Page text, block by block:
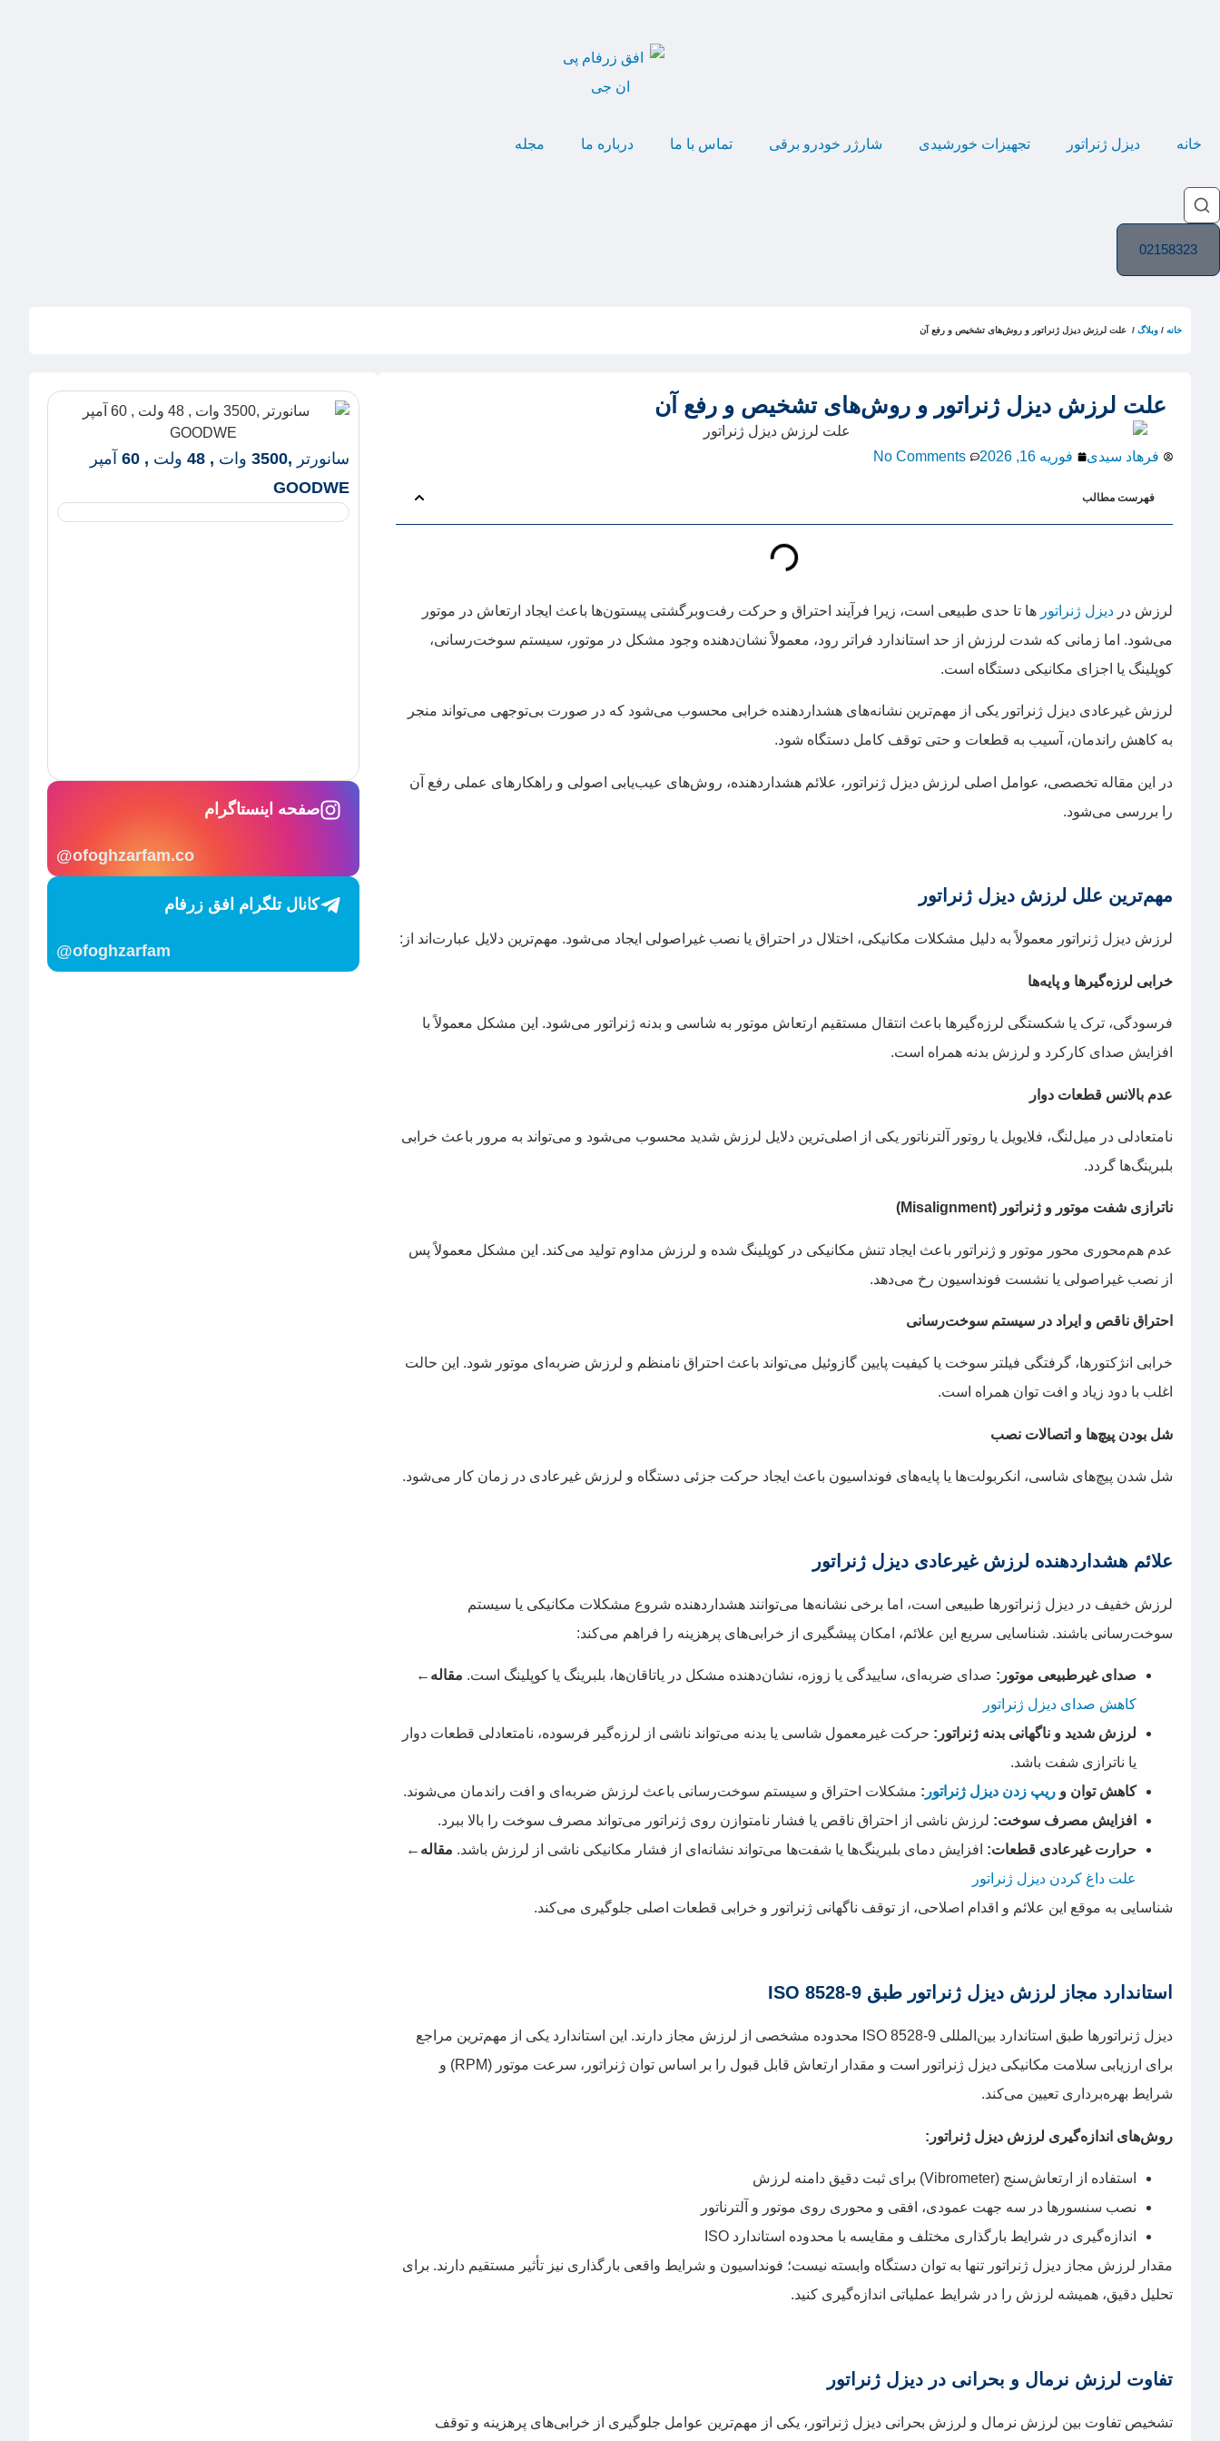
خانه دیزل ژنراتور تجهیزات خورشیدی شارژر خودرو برقی تماس با ما درباره ما مجله
02158323
خانه / وبلاگ / علت لرزش دیزل ژنراتور و روش‌های تشخیص و رفع آن
علت لرزش دیزل ژنراتور و روش‌های تشخیص و رفع آن
فرهاد سیدی فوریه 16, 2026 No Comments
فهرست مطالب
لرزش در دیزل ژنراتور ها تا حدی طبیعی است، زیرا فرآیند احتراق و حرکت رفت‌وبرگشتی پیستون‌ها باعث ایجاد ارتعاش در موتور
می‌شود. اما زمانی که شدت لرزش از حد استاندارد فراتر رود، معمولاً نشان‌دهنده وجود مشکل در موتور، سیستم سوخت‌رسانی،
کوپلینگ یا اجزای مکانیکی دستگاه است.
لرزش غیرعادی دیزل ژنراتور یکی از مهم‌ترین نشانه‌های هشداردهنده خرابی محسوب می‌شود که در صورت بی‌توجهی می‌تواند منجر
به کاهش راندمان، آسیب به قطعات و حتی توقف کامل دستگاه شود.
در این مقاله تخصصی، عوامل اصلی لرزش دیزل ژنراتور، علائم هشداردهنده، روش‌های عیب‌یابی اصولی و راهکارهای عملی رفع آن
را بررسی می‌شود.
مهم‌ترین علل لرزش دیزل ژنراتور
لرزش دیزل ژنراتور معمولاً به دلیل مشکلات مکانیکی، اختلال در احتراق یا نصب غیراصولی ایجاد می‌شود. مهم‌ترین دلایل عبارت‌اند از:
خرابی لرزه‌گیرها و پایه‌ها
فرسودگی، ترک یا شکستگی لرزه‌گیرها باعث انتقال مستقیم ارتعاش موتور به شاسی و بدنه ژنراتور می‌شود. این مشکل معمولاً با
افزایش صدای کارکرد و لرزش بدنه همراه است.
عدم بالانس قطعات دوار
نامتعادلی در میل‌لنگ، فلایویل یا روتور آلترناتور یکی از اصلی‌ترین دلایل لرزش شدید محسوب می‌شود و می‌تواند به مرور باعث خرابی
بلبرینگ‌ها گردد.
ناترازی شفت موتور و ژنراتور (Misalignment
)
عدم هم‌محوری محور موتور و ژنراتور باعث ایجاد تنش مکانیکی در کوپلینگ شده و لرزش مداوم تولید می‌کند. این مشکل معمولاً پس
از نصب غیراصولی یا نشست فونداسیون رخ می‌دهد.
احتراق ناقص و ایراد در سیستم سوخت‌رسانی
خرابی انژکتورها، گرفتگی فیلتر سوخت یا کیفیت پایین گازوئیل می‌تواند باعث احتراق نامنظم و لرزش ضربه‌ای موتور شود. این حالت
اغلب با دود زیاد و افت توان همراه است.
شل بودن پیچ‌ها و اتصالات نصب
شل شدن پیچ‌های شاسی، انکربولت‌ها یا پایه‌های فونداسیون باعث ایجاد حرکت جزئی دستگاه و لرزش غیرعادی در زمان کار می‌شود.
علائم هشداردهنده لرزش غیرعادی دیزل ژنراتور
لرزش خفیف در دیزل ژنراتورها طبیعی است، اما برخی نشانه‌ها می‌توانند هشداردهنده شروع مشکلات مکانیکی یا سیستم
سوخت‌رسانی باشند. شناسایی سریع این علائم، امکان پیشگیری از خرابی‌های پرهزینه را فراهم می‌کند:
صدای غیرطبیعی موتور: صدای ضربه‌ای، ساییدگی یا زوزه، نشان‌دهنده مشکل در یاتاقان‌ها، بلبرینگ یا کوپلینگ است. مقاله←
کاهش صدای دیزل ژنراتور
لرزش شدید و ناگهانی بدنه ژنراتور: حرکت غیرمعمول شاسی یا بدنه می‌تواند ناشی از لرزه‌گیر فرسوده، نامتعادلی قطعات دوار
یا ناترازی شفت باشد.
کاهش توان و ریپ زدن دیزل ژنراتور : مشکلات احتراق و سیستم سوخت‌رسانی باعث لرزش ضربه‌ای و افت راندمان می‌شوند.
افزایش مصرف سوخت: لرزش ناشی از احتراق ناقص یا فشار نامتوازن روی ژنراتور می‌تواند مصرف سوخت را بالا ببرد.
حرارت غیرعادی قطعات: افزایش دمای بلبرینگ‌ها یا شفت‌ها می‌تواند نشانه‌ای از فشار مکانیکی ناشی از لرزش باشد. مقاله←
علت داغ کردن دیزل ژنراتور
شناسایی به موقع این علائم و اقدام اصلاحی، از توقف ناگهانی ژنراتور و خرابی قطعات اصلی جلوگیری می‌کند.
استاندارد مجاز لرزش دیزل ژنراتور طبق ISO 8528-9
دیزل ژنراتورها طبق استاندارد بین‌المللی ISO 8528-9 محدوده مشخصی از لرزش مجاز دارند. این استاندارد یکی از مهم‌ترین مراجع
برای ارزیابی سلامت مکانیکی دیزل ژنراتور است و مقدار ارتعاش قابل قبول را بر اساس توان ژنراتور، سرعت موتور (RPM) و
شرایط بهره‌برداری تعیین می‌کند.
روش‌های اندازه‌گیری لرزش دیزل ژنراتور:
استفاده از ارتعاش‌سنج (Vibrometer) برای ثبت دقیق دامنه لرزش
نصب سنسورها در سه جهت عمودی، افقی و محوری روی موتور و آلترناتور
اندازه‌گیری در شرایط بارگذاری مختلف و مقایسه با محدوده استاندارد ISO
مقدار لرزش مجاز دیزل ژنراتور تنها به توان دستگاه وابسته نیست؛ فونداسیون و شرایط واقعی بارگذاری نیز تأثیر مستقیم دارند. برای
تحلیل دقیق، همیشه لرزش را در شرایط عملیاتی اندازه‌گیری کنید.
تفاوت لرزش نرمال و بحرانی در دیزل ژنراتور
تشخیص تفاوت بین لرزش نرمال و لرزش بحرانی دیزل ژنراتور، یکی از مهم‌ترین عوامل جلوگیری از خرابی‌های پرهزینه و توقف
سانورتر ,3500 وات , 48 ولت , 60 آمپر
GOODWE
صفحه اینستاگرام
ofoghzarfam.co@
کانال تلگرام افق زرفام
ofoghzarfam@